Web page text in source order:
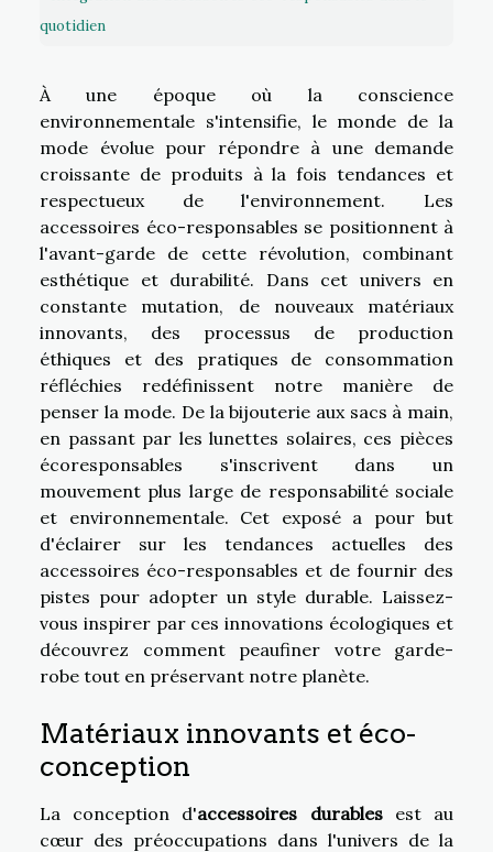
quotidien
À une époque où la conscience
environnementale s'intensifie, le monde de la
mode évolue pour répondre à une demande
croissante de produits à la fois tendances et
respectueux de l'environnement. Les
accessoires éco-responsables se positionnent à
l'avant-garde de cette révolution, combinant
esthétique et durabilité. Dans cet univers en
constante mutation, de nouveaux matériaux
innovants, des processus de production
éthiques et des pratiques de consommation
réfléchies redéfinissent notre manière de
penser la mode. De la bijouterie aux sacs à main,
en passant par les lunettes solaires, ces pièces
écoresponsables s'inscrivent dans un
mouvement plus large de responsabilité sociale
et environnementale. Cet exposé a pour but
d'éclairer sur les tendances actuelles des
accessoires éco-responsables et de fournir des
pistes pour adopter un style durable. Laissez-
vous inspirer par ces innovations écologiques et
découvrez comment peaufiner votre garde-
robe tout en préservant notre planète.
Matériaux innovants et éco-
conception
La conception d'accessoires durablesest au
cœur des préoccupations dans l'univers de la